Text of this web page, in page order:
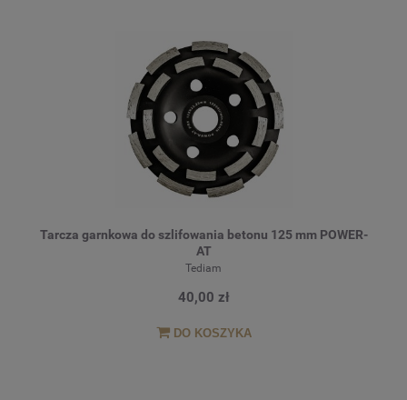
Tarcza garnkowa do szlifowania betonu 125 mm POWER-
AT
Tediam
40,00 zł
DO KOSZYKA